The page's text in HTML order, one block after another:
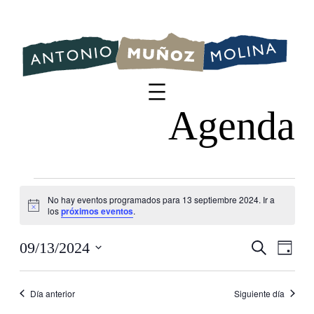
Eventos
en
13
Aviso
No hay eventos programados para 13 septiembre 2024. Ir a
lospróximos eventos.
de
Buscar
de
Día
09/13/2024
Selecciona
la Día anterior Siguiente día